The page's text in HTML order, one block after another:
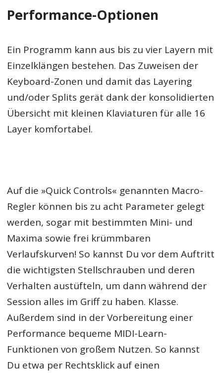
Performance-Optionen
Ein Programm kann aus bis zu vier Layern mit
Einzelklängen bestehen. Das Zuweisen der
Keyboard-Zonen und damit das Layering
und/oder Splits gerät dank der konsolidierten
Übersicht mit kleinen Klaviaturen für alle 16
Layer komfortabel.
Auf die »Quick Controls« genannten Macro-
Regler können bis zu acht Parameter gelegt
werden, sogar mit bestimmten Mini- und
Maxima sowie frei krümmbaren
Verlaufskurven! So kannst Du vor dem Auftritt
die wichtigsten Stellschrauben und deren
Verhalten austüfteln, um dann während der
Session alles im Griff zu haben. Klasse.
Außerdem sind in der Vorbereitung einer
Performance bequeme MIDI-Learn-
Funktionen von großem Nutzen. So kannst
Du etwa per Rechtsklick auf einen